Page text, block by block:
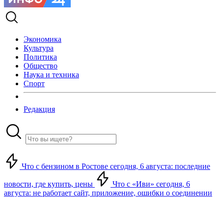
Экономика
Культура
Политика
Общество
Наука и техника
Спорт
Редакция
Что с бензином в Ростове сегодня, 6 августа: последние
новости, где купить, цены
Что с «Иви» сегодня, 6
августа: не работает сайт, приложение, ошибки о соединении